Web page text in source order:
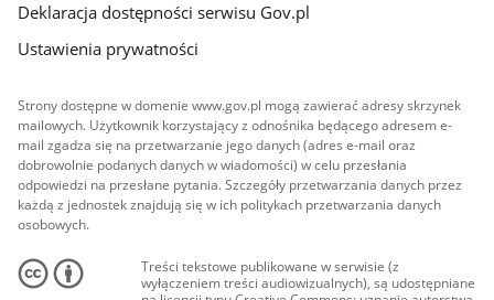
Deklaracja dostępności serwisu Gov.pl
Ustawienia prywatności
Strony dostępne w domenie www.gov.pl mogą zawierać adresy skrzynek
mailowych. Użytkownik korzystający z odnośnika będącego adresem e-
mail zgadza się na przetwarzanie jego danych (adres e-mail oraz
dobrowolnie podanych danych w wiadomości) w celu przesłania
odpowiedzi na przesłane pytania. Szczegóły przetwarzania danych przez
każdą z jednostek znajdują się w ich politykach przetwarzania danych
osobowych.
Treści tekstowe publikowane w serwisie (z
wyłączeniem treści audiowizualnych), są udostępniane